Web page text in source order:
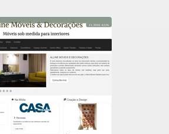
Alline Móveis
de móveis sob medidas e
residencial e comercial.
Ver site